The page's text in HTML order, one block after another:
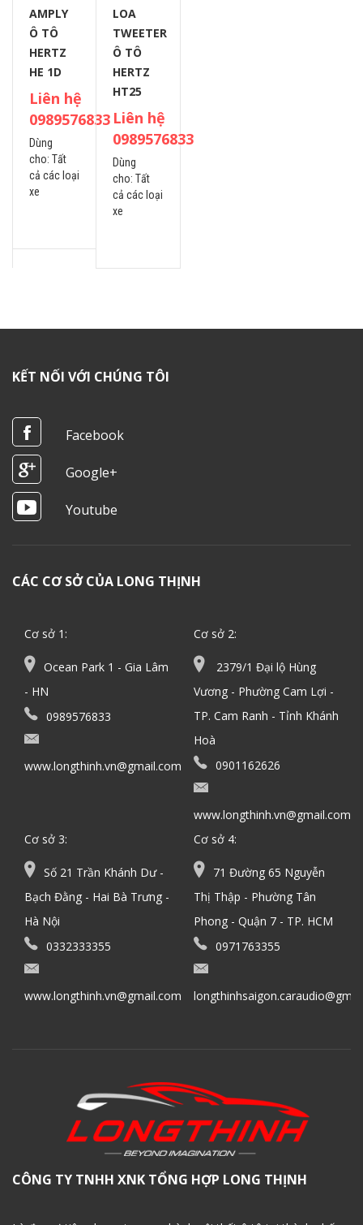
AMPLY
Ô TÔ
HERTZ
HE 1D
Liên hệ
0989576833
Dùng
cho: Tất
cả các loại
xe
LOA
TWEETER
Ô TÔ
HERTZ
HT25
Liên hệ
0989576833
Dùng
cho:Tất
cả các loại
xe
KẾT NỐI VỚI CHÚNG TÔI
Facebook
Google+
Youtube
CÁC CƠ SỞ CỦA LONG THỊNH
Cơ sở 1:
Ocean Park 1 - Gia Lâm
- HN
0989576833
www.longthinh.vn@gmail.com
Cơ sở 2:
2379/1 Đại lộ Hùng
Vương - Phường Cam Lợi -
TP. Cam Ranh - Tỉnh Khánh
Hoà
0901162626
www.longthinh.vn@gmail.com
Cơ sở 3:
Số 21 Trần Khánh Dư -
Bạch Đằng - Hai Bà Trưng -
Hà Nội
0332333355
www.longthinh.vn@gmail.com
Cơ sở 4:
71 Đường 65 Nguyễn
Thị Thập - Phường Tân
Phong - Quận 7 - TP. HCM
0971763355
CÔNG TY TNHH XNK TỔNG HỢP LONG THỊNH